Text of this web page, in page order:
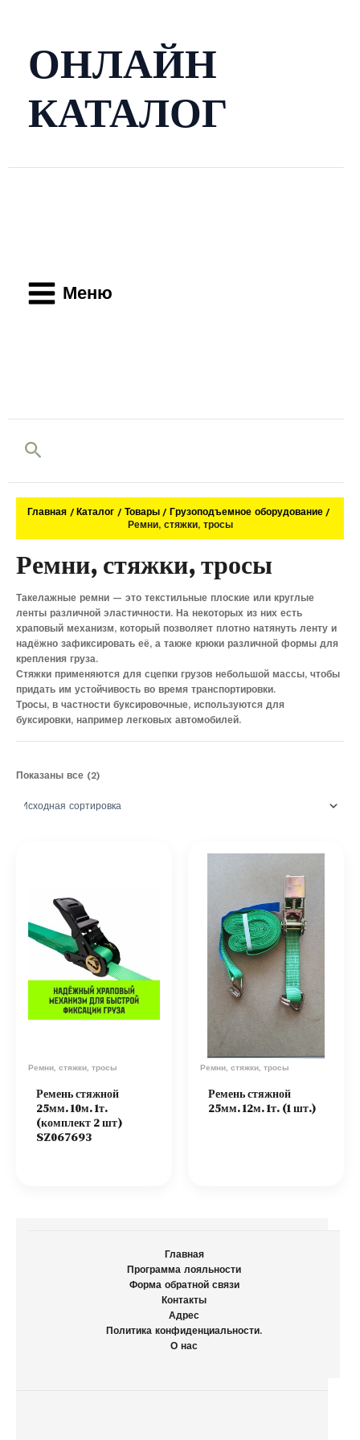
ОНЛАЙН
КАТАЛОГ
Меню
Поиск
Главная Каталог Товары
Грузоподъемное оборудование
Ремни, стяжки, тросы
Ремни, стяжки, тросы
Такелажные ремни — это текстильные плоские или круглые
ленты различной эластичности. На некоторых из них есть
храповый механизм, который позволяет плотно натянуть ленту и
надёжно зафиксировать её, а также крюки различной формы для
крепления груза.
Стяжки применяются для сцепки грузов небольшой массы, чтобы
придать им устойчивость во время транспортировки.
Тросы, в частности буксировочные, используются для
буксировки, например легковых автомобилей.
Показаны все (2)
Ремни, стяжки, тросы
Ремень стяжной
25мм. 10м. 1т.
(комплект 2 шт)
SZ067693
Ремни, стяжки, тросы
Ремень стяжной
25мм. 12м. 1т. (1 шт.)
Главная
Программа лояльности
Форма обратной связи
Контакты
Адрес
Политика конфиденциальности.
О нас